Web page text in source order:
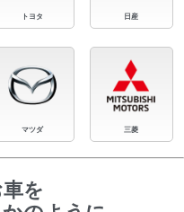
トヨタ 日産
マツダ 三菱
を